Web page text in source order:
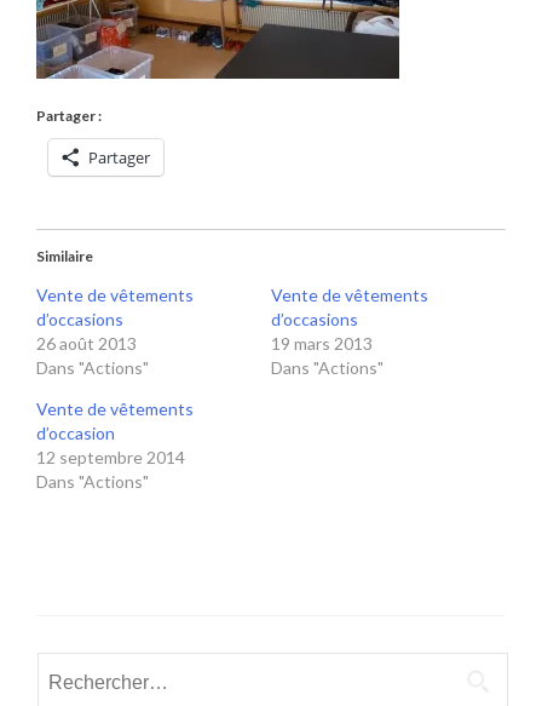
Partager :
Partager
Similaire
Vente de vêtements
d’occasions
26 août 2013
Dans "Actions"
Vente de vêtements
d’occasions
19 mars 2013
Dans "Actions"
Vente de vêtements
d’occasion
12 septembre 2014
Dans "Actions"